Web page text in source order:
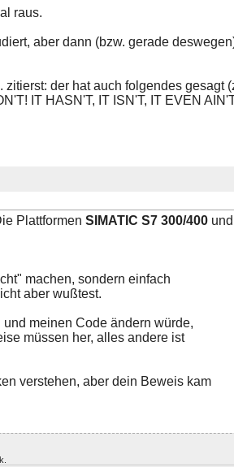
raus.
aber dann (bzw. gerade
der hat auch folgendes gesagt
IT HASN'T, IT ISN'T, IT EVEN
Plattformen SIMATIC S7 300/400und
machen, sondern einfach
aber wußtest.
meinen Code ändern würde,
müssen her, alles andere ist
verstehen, aber dein Beweis kam